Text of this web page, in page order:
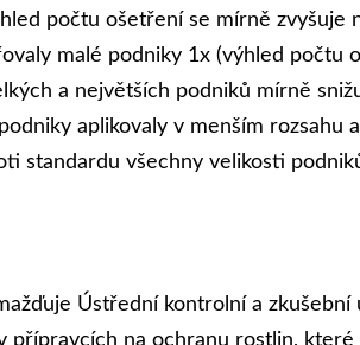
počtu ošetření se mírně zvyšuje
malé podniky 1x (výhled počtu
a největších podniků mírně
aplikovaly v menším rozsahu
standardu všechny velikosti
Ústřední kontrolní a zkušební
na ochranu rostlin,